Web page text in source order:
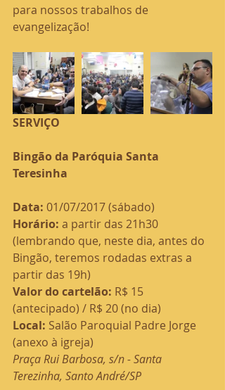
para nossos trabalhos de
evangelização!
SERVIÇO
Bingão da Paróquia Santa
Teresinha
Data: 01/07/2017 (sábado)
Horário: a partir das 21h30
(lembrando que, neste dia, antes do
Bingão, teremos rodadas extras a
partir das 19h)
Valor do cartelão: R$ 15
(antecipado) / R$ 20 (no dia)
Local: Salão Paroquial Padre Jorge
(anexo à igreja)
Praça Rui Barbosa, s/n - Santa
Terezinha, Santo André/SP